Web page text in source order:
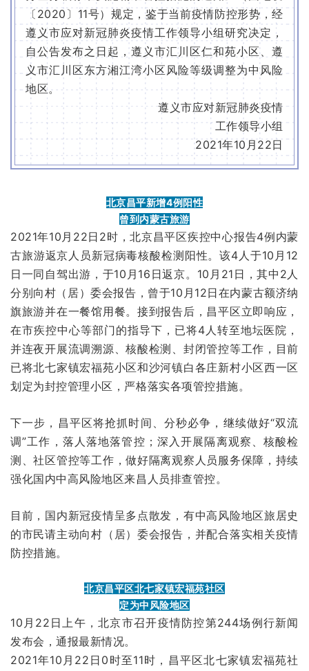
〔2020〕11号）规定，鉴于当前疫情防控形势，经
遵义市应对新冠肺炎疫情工作领导小组研究决定，
自公告发布之日起，遵义市汇川区仁和苑小区、遵
义市汇川区东方湘江湾小区风险等级调整为中风险
地区。
遵义市应对新冠肺炎疫情
工作领导小组
2021年10月22日
北京昌平新增4例阳性
曾到内蒙古旅游
2021年10月22日2时，北京昌平区疾控中心报告4例内蒙
古旅游返京人员新冠病毒核酸检测阳性。该4人于10月12
日一同自驾出游，于10月16日返京。10月21日，其中2人
分别向村（居）委会报告，曾于10月12日在内蒙古额济纳
旗旅游并在一餐馆用餐。接到报告后，昌平区立即响应，
在市疾控中心等部门的指导下，已将4人转至地坛医院，
并连夜开展流调溯源、核酸检测、封闭管控等工作，目前
已将北七家镇宏福苑小区和沙河镇白各庄新村小区西一区
划定为封控管理小区，严格落实各项管控措施。
下一步，昌平区将抢抓时间、分秒必争，继续做好“双流
调”工作，落人落地落管控；深入开展隔离观察、核酸检
测、社区管控等工作，做好隔离观察人员服务保障，持续
强化国内中高风险地区来昌人员排查管控。
目前，国内新冠疫情呈多点散发，有中高风险地区旅居史
的市民请主动向村（居）委会报告，并配合落实相关疫情
防控措施。
北京昌平区北七家镇宏福苑社区
定为中风险地区
10月22日上午，北京市召开疫情防控第244场例行新闻
发布会，通报最新情况。
2021年10月22日0时至11时，昌平区北七家镇宏福苑社